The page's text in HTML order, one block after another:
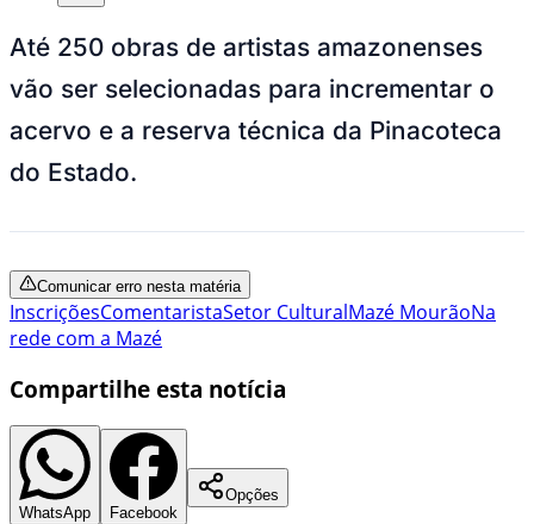
Até 250 obras de artistas amazonenses
vão ser selecionadas para incrementar o
acervo e a reserva técnica da Pinacoteca
do Estado.
Comunicar erro nesta matéria
InscriçõesComentaristaSetor CulturalMazé MourãoNa
rede com a Mazé
Compartilhe esta notícia
WhatsApp Facebook
Opções